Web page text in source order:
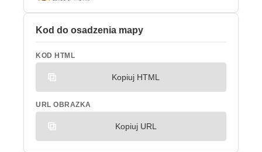
Kod do osadzenia mapy
KOD HTML
Kopiuj HTML
URL OBRAZKA
Kopiuj URL